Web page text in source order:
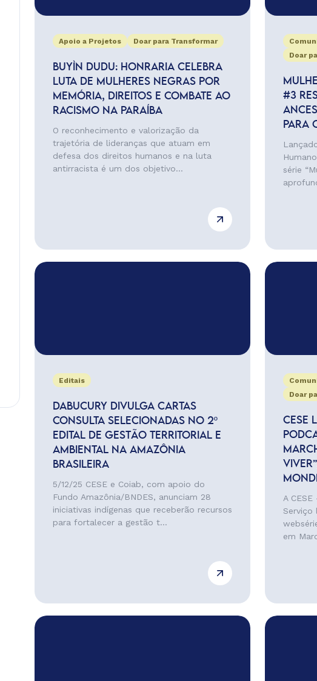
Apoio a Projetos Doar para Transformar
BUYÌN DUDU: HONRARIA CELEBRA
LUTA DE MULHERES NEGRAS POR
MEMÓRIA, DIREITOS E COMBATE AO
RACISMO NA PARAÍBA
O reconhecimento e valorização da
trajetória de lideranças que atuam em
defesa dos direitos humanos e na luta
antirracista é um dos objetivo...
Doar
#3
PARA
série
Editais
DABUCURY DIVULGA CARTAS
CONSULTA SELECIONADAS NO 2º
EDITAL DE GESTÃO TERRITORIAL E
AMBIENTAL NA AMAZÔNIA
BRASILEIRA
5/12/25 CESE e Coiab, com apoio do
Fundo Amazônia/BNDES, anunciam 28
iniciativas indígenas que receberão recursos
para fortalecer a gestão t...
Doar
CESE
A
Serviço
em